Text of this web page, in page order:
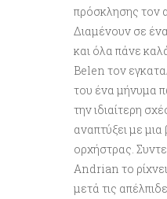
πρόσκλησης τον
Διαμένουν σε
και όλα πάνε
Belen τον
του ένα μήνυμα
την ιδιαίτερη
αναπτύξει με μια
ορχήστρας.
Andrian το
μετά τις